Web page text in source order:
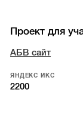
Проект для
АБВ сайт
ЯНДЕКС ИКС
2200